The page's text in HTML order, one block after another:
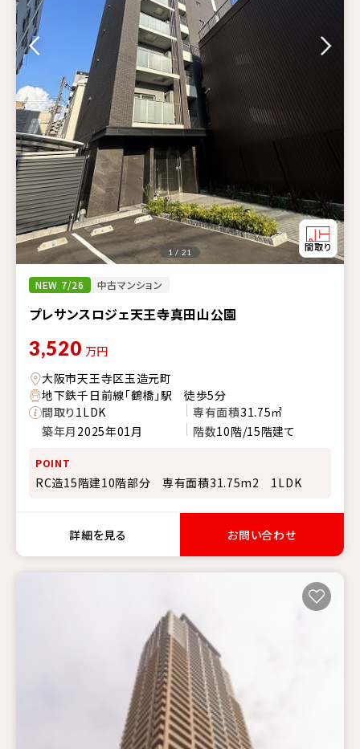
NEW 7/26 中古マンション
プレサンスロジェ天王寺真田山公園
1 / 21
3,520 万円
大阪市天王寺区玉造元町
地下鉄千日前線「鶴橋」駅 徒歩5分
間取り1LDK 専有面積31.75㎡
築年月 2025年01月 階数10階/15階建て
POINT
RC造15階建10階部分 専有面積31.75m2 1LDK
詳細を見る お問い合わせ